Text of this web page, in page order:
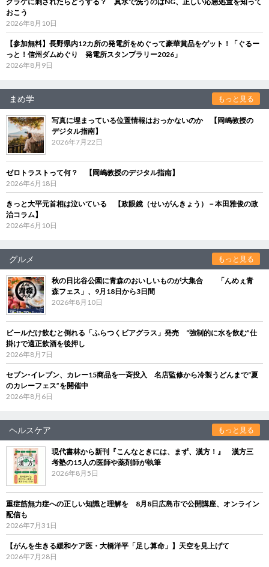
おこう
2026年8月10日
【参加無料】長野県内12カ所の発電所をめぐって豪華賞品をゲット！「ぐるー
っと！信州ダムめぐり 発電所スタンプラリー2026」
2026年8月9日
まめ学 もっと見る
写真に埋まっている位置情報はおっかないのか 【岡嶋教授の
デジタル指南】
2026年7月22日
ゼロトラストって何？ 【岡嶋教授のデジタル指南】
2026年6月18日
きっと大平元首相は泣いている 【政眼鏡（せいがんきょう）－本田雅俊の政
治コラム】
2026年6月10日
グルメ もっと見る
秋の日比谷公園に青森のおいしいものが大集合 「んめぇ青
森フェス」、9月18日から3日間
2026年8月10日
ビールだけ飲むと倒れる「ふらつくビアグラス」発売 “強制的に水を飲む”仕
掛けで適正飲酒を後押し
2026年8月7日
セブン‐イレブン、カレー15商品を一斉投入 名店監修から冷製うどんまで“夏
のカレーフェス”を開催中
2026年8月6日
ヘルスケア もっと見る
現代書林から新刊『こんなときには、まず、漢方！』 漢方三
考塾の15人の医師や薬剤師が執筆
2026年8月5日
重症筋無力症への正しい知識と理解を 8月8日広島市で公開講座、オンライン
配信も
2026年7月31日
【がんを生きる緩和ケア医・大橋洋平「足し算命」】天空を見上げて
2026年7月28日